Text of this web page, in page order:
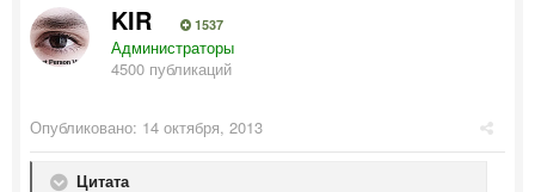
KIR 1537
Администраторы
4500 публикаций
Опубликовано: 14 октября, 2013
Цитата